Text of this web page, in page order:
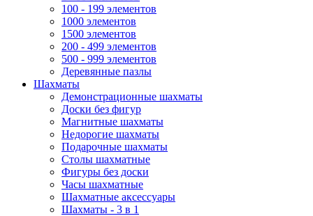
100 - 199 элементов
1000 элементов
1500 элементов
200 - 499 элементов
500 - 999 элементов
Деревянные пазлы
Шахматы
Демонстрационные шахматы
Доски без фигур
Магнитные шахматы
Недорогие шахматы
Подарочные шахматы
Столы шахматные
Фигуры без доски
Часы шахматные
Шахматные аксессуары
Шахматы - 3 в 1